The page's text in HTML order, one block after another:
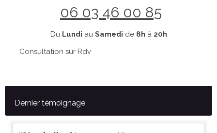
06 03 46 00 85
Du Lundi au Samedi de 8h à 20h
Consultation sur Rdv
Dernier témoignage